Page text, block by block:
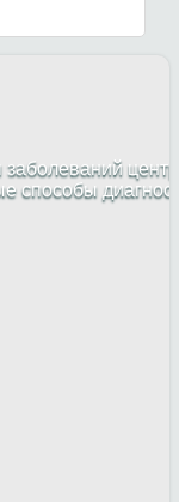
способы